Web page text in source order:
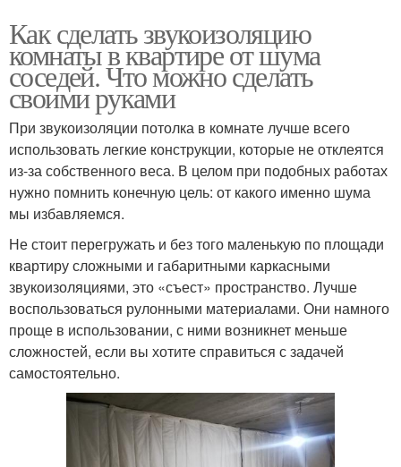
Как сделать звукоизоляцию
комнаты в квартире от шума
соседей. Что можно сделать
своими руками
При звукоизоляции потолка в комнате лучше всего
использовать легкие конструкции, которые не отклеятся
из-за собственного веса. В целом при подобных работах
нужно помнить конечную цель: от какого именно шума
мы избавляемся.
Не стоит перегружать и без того маленькую по площади
квартиру сложными и габаритными каркасными
звукоизоляциями, это «съест» пространство. Лучше
воспользоваться рулонными материалами. Они намного
проще в использовании, с ними возникнет меньше
сложностей, если вы хотите справиться с задачей
самостоятельно.